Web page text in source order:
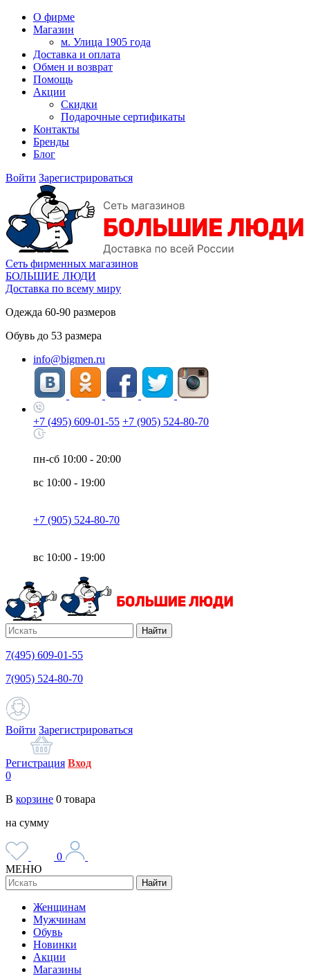
О фирме
Магазин
м. Улица 1905 года
Доставка и оплата
Обмен и возврат
Помощь
Акции
Скидки
Подарочные сертификаты
Контакты
Бренды
Блог
Войти Зарегистрироваться
Сеть фирменных магазинов
БОЛЬШИЕ ЛЮДИ
Доставка по всему миру
Одежда 60-90 размеров
Обувь до 53 размера
info@bigmen.ru
+7 (495) 609-01-55 +7 (905) 524-80-70
пн-сб 10:00 - 20:00
вс 10:00 - 19:00
+7 (905) 524-80-70
вс 10:00 - 19:00
Найти
7(495) 609-01-55
7(905) 524-80-70
Войти Зарегистрироваться
Регистрация Вход
0
В корзине 0 товара
на сумму
0
МЕНЮ
Найти
Женщинам
Мужчинам
Обувь
Новинки
Акции
Магазины